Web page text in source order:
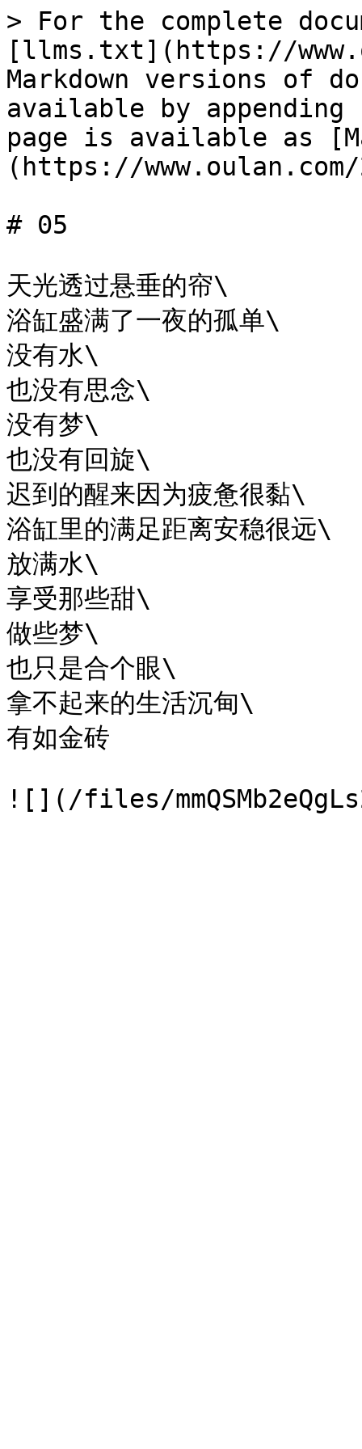
> For the complete
[llms.txt](https://
Markdown versions of
available by
page is available as
(https://
# 05
天光透过悬垂的帘\
浴缸盛满了一夜的孤单\
没有水\
也没有思念\
没有梦\
也没有回旋\
迟到的醒来因为疲惫很黏\
浴缸里的满足距离安稳很远\
放满水\
享受那些甜\
做些梦\
也只是合个眼\
拿不起来的生活沉甸\
有如金砖